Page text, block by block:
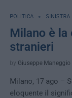
POLITICA SINISTRA
Milano è
stranieri
by Giuseppe Maneggio
Milano, 17 ago –
eloquente il